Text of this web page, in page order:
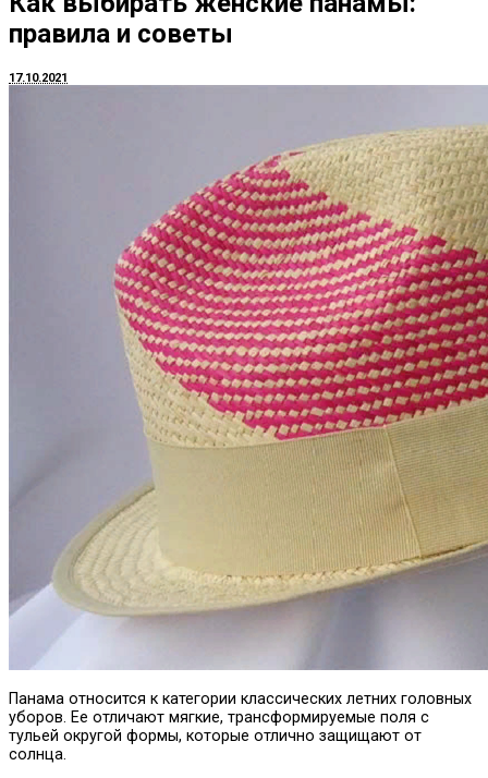
правила и советы
17.10.2021
Панама относится к категории классических летних головных
уборов. Ее отличают мягкие, трансформируемые поля с
тульей округой формы, которые отлично защищают от
солнца.